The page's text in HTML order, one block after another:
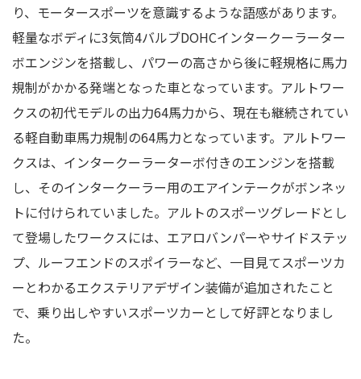
り、モータースポーツを意識するような語感があります。
軽量なボディに3気筒4バルブDOHCインタークーラーター
ボエンジンを搭載し、パワーの高さから後に軽規格に馬力
規制がかかる発端となった車となっています。アルトワー
クスの初代モデルの出力64馬力から、現在も継続されてい
る軽自動車馬力規制の64馬力となっています。アルトワー
クスは、インタークーラーターボ付きのエンジンを搭載
し、そのインタークーラー用のエアインテークがボンネッ
トに付けられていました。アルトのスポーツグレードとし
て登場したワークスには、エアロバンパーやサイドステッ
プ、ルーフエンドのスポイラーなど、一目見てスポーツカ
ーとわかるエクステリアデザイン装備が追加されたこと
で、乗り出しやすいスポーツカーとして好評となりまし
た。